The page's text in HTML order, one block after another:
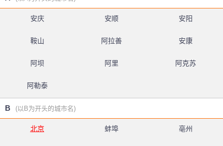
安庆 安顺 安阳
鞍山 阿拉善 安康
阿坝 阿里 阿克苏
阿勒泰
B (以B为开头的城市名)
北京 蚌埠 亳州